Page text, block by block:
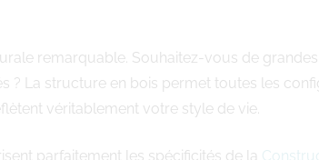
remarquable. Souhaitez-vous de
La structure en bois permet toutes les
véritablement votre style de vie.
parfaitement les spécificités de la